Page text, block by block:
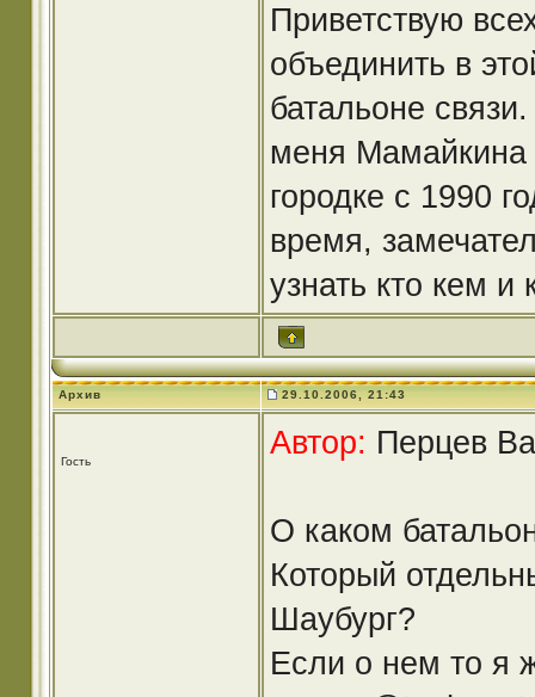
Приветствую
объединить в
батальоне
меня
городке с 1990
время,
узнать кто кем
Архив 29.10.2006, 21:43
Гость
Автор: Перцев
О каком
Который
Шаубург?
Если о нем то я